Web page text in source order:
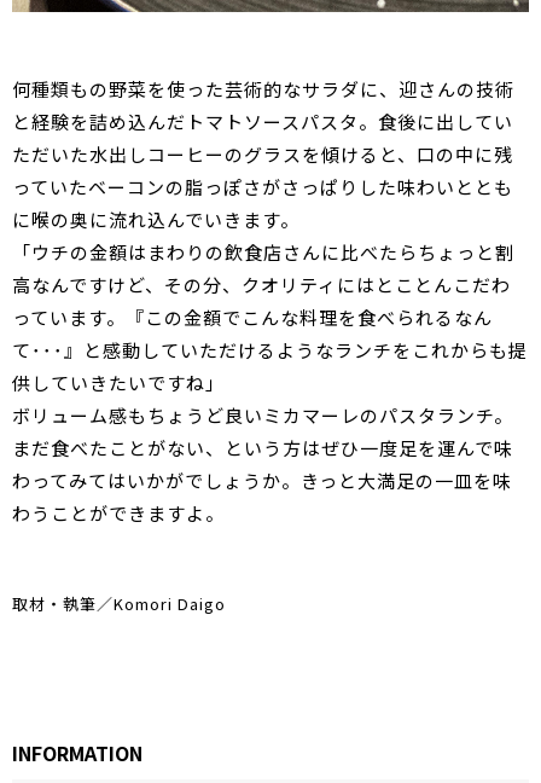
何種類もの野菜を使った芸術的なサラダに、迎さんの技術
と経験を詰め込んだトマトソースパスタ。食後に出してい
ただいた水出しコーヒーのグラスを傾けると、口の中に残
っていたベーコンの脂っぽさがさっぱりした味わいととも
に喉の奥に流れ込んでいきます。
「ウチの金額はまわりの飲食店さんに比べたらちょっと割
高なんですけど、その分、クオリティにはとことんこだわ
っています。『この金額でこんな料理を食べられるなん
て･･･』と感動していただけるようなランチをこれからも提
供していきたいですね」
ボリューム感もちょうど良いミカマーレのパスタランチ。
まだ食べたことがない、という方はぜひ一度足を運んで味
わってみてはいかがでしょうか。きっと大満足の一皿を味
わうことができますよ。
取材・執筆／Komori Daigo
INFORMATION